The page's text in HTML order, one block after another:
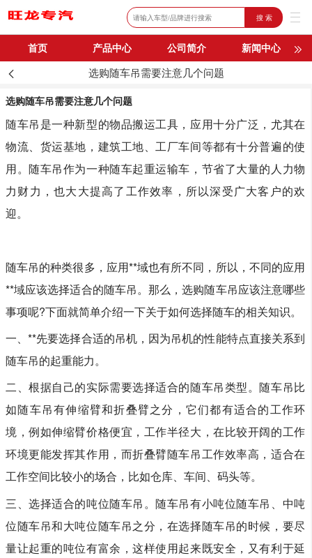
搜 索
首页 产品中心 公司简介
新闻中心
选购随车吊需要注意几个问题
选购随车吊需要注意几个问题
随车吊是一种新型的物品搬运工具，应用十分广泛，尤其在
物流、货运基地，建筑工地、工厂车间等都有十分普遍的使
用。随车吊作为一种随车起重运输车，节省了大量的人力物
力财力，也大大提高了工作效率，所以深受广大客户的欢
迎。
随车吊的种类很多，应用**域也有所不同，所以，不同的应用
**域应该选择适合的随车吊。那么，选购随车吊应该注意哪些
事项呢?下面就简单介绍一下关于如何选择随车的相关知识。
一、**先要选择合适的吊机，因为吊机的性能特点直接关系到
随车吊的起重能力。
二、根据自己的实际需要选择适合的随车吊类型。随车吊比
如随车吊有伸缩臂和折叠臂之分，它们都有适合的工作环
境，例如伸缩臂价格便宜，工作半径大，在比较开阔的工作
环境更能发挥其作用，而折叠臂随车吊工作效率高，适合在
工作空间比较小的场合，比如仓库、车间、码头等。
三、选择适合的吨位随车吊。随车吊有小吨位随车吊、中吨
位随车吊和大吨位随车吊之分，在选择随车吊的时候，要尽
量让起重的吨位有富余，这样使用起来既安全，又有利于延